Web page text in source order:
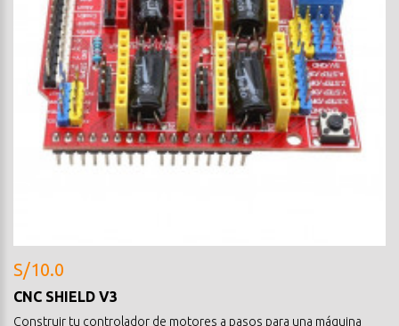
S/10.0
CNC SHIELD V3
Construir tu controlador de motores a pasos para una máquina